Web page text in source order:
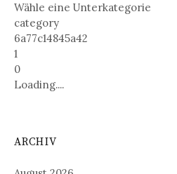
Wähle eine Unterkategorie
category
6a77c14845a42
1
0
Loading....
ARCHIV